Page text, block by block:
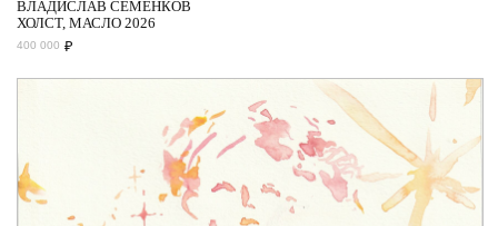
ВЛАДИСЛАВ СЕМЕНКОВ
ХОЛСТ, МАСЛО 2026
400 000 ₽